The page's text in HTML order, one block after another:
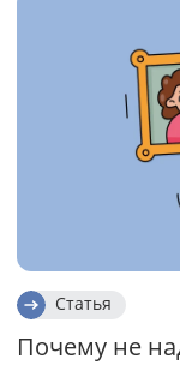
Статья
Почему не